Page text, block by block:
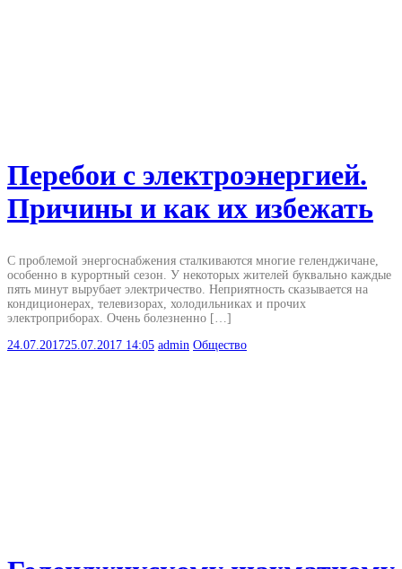
Перебои с электроэнергией.
Причины и как их избежать
С проблемой энергоснабжения сталкиваются многие геленджичане,
особенно в курортный сезон. У некоторых жителей буквально каждые
пять минут вырубает электричество. Неприятность сказывается на
кондиционерах, телевизорах, холодильниках и прочих
электроприборах. Очень болезненно […]
24.07.201725.07.2017 14:05 admin Общество